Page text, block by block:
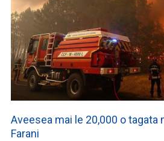
Aveesea mai le 20,000 o tagata
Farani